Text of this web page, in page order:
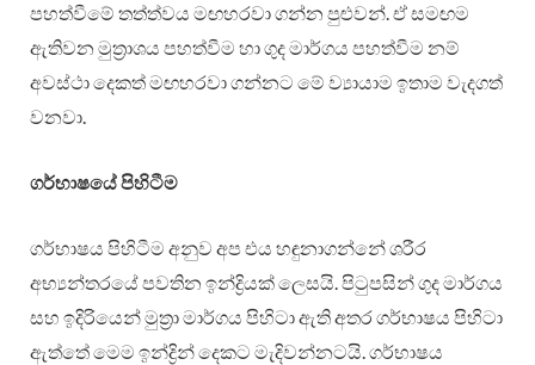
පහත්වීමේ තත්ත්වය මඟහරවා ගන්න පුළුවන්. ඒ සමඟම
ඇතිවන මුත්‍රාශය පහත්වීම හා ගුද මාර්ගය පහත්වීම නම්
අවස්ථා දෙකත් මඟහරවා ගන්නට මේ ව්‍යායාම ඉතාම වැදගත්
වනවා.
ගර්භාෂයේ පිහිටීම
ගර්භාෂය පිහිටීම අනුව අප එය හඳුනාගන්නේ ශරීර
අභ්‍යන්තරයේ පවතින ඉන්ද්‍රියක් ලෙසයි. පිටුපසින් ගුද මාර්ගය
සහ ඉදිරියෙන් මුත්‍රා මාර්ගය පිහිටා ඇති අතර ගර්භාෂය පිහිටා
ඇත්තේ මෙම ඉන්ද්‍රින් දෙකට මැදිවන්නටයි. ගර්භාෂය